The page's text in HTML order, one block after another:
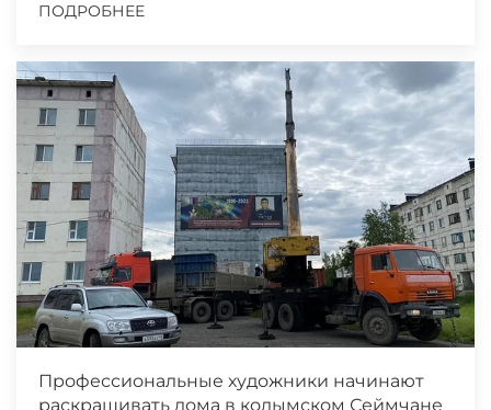
ПОДРОБНЕЕ
Профессиональные художники начинают
раскрашивать дома в колымском Сеймчане